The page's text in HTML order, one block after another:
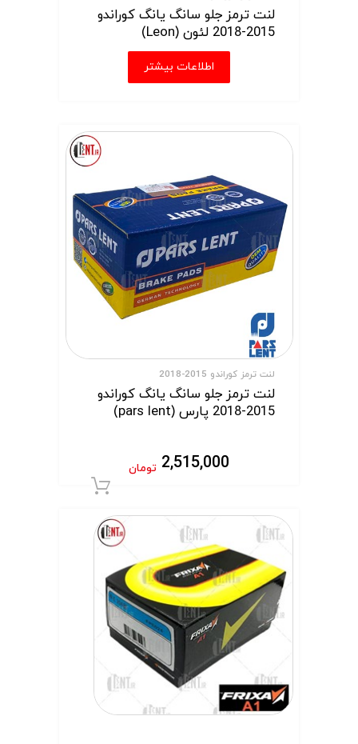
لنت ترمز جلو سانگ یانگ کوراندو
2015-2018 لئون (Leon)
اطلاعات بیشتر
لنت ترمز کوراندو 2015-2018
لنت ترمز جلو سانگ یانگ کوراندو
2015-2018 پارس (pars lent)
2,515,000 تومان